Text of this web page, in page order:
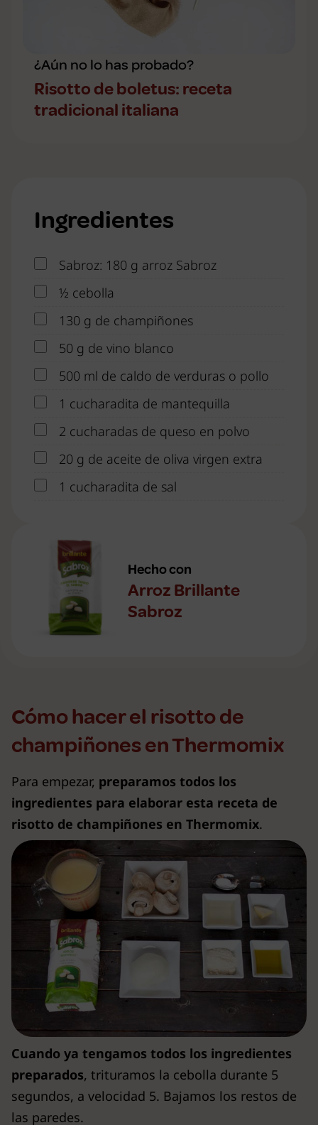
¿Aún no lo has probado?
Risotto de boletus: receta
tradicional italiana
Ingredientes
Sabroz: 180 g arroz Sabroz
½ cebolla
130 g de champiñones
50 g de vino blanco
500 ml de caldo de verduras o pollo
1 cucharadita de mantequilla
2 cucharadas de queso en polvo
20 g de aceite de oliva virgen extra
1 cucharadita de sal
Hecho con
Arroz Brillante
Sabroz
Cómo hacer el risotto de
champiñones en Thermomix
Para empezar, preparamos todos los
ingredientes para elaborar esta receta de
risotto de champiñones en Thermomix.
Cuando ya tengamos todos los ingredientes
preparados, trituramos la cebolla durante 5
segundos, a velocidad 5. Bajamos los restos de
las paredes.